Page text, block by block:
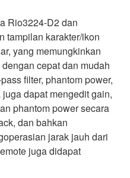
Rio3224-D2 dan
tampilan karakter/ikon
yang memungkinkan
cepat dan mudah
filter, phantom power,
dapat mengedit gain,
phantom power secara
dan bahkan
jarak jauh dari
juga didapat